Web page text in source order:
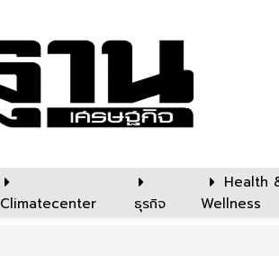
Climatecenter ธุรกิจ
Health
Wellness